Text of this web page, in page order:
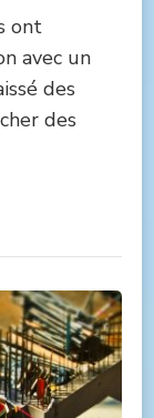
ont
avec un
des
des